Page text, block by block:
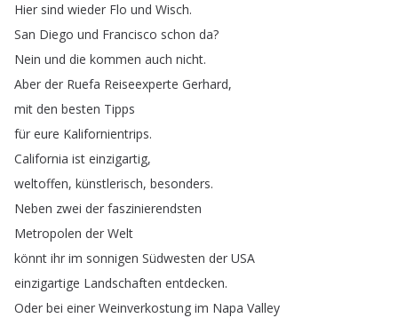
Hier sind wieder Flo und Wisch.
San Diego und Francisco schon da?
Nein und die kommen auch nicht.
Aber der Ruefa Reiseexperte Gerhard,
mit den besten Tipps
für eure Kalifornientrips.
California ist einzigartig,
weltoffen, künstlerisch, besonders.
Neben zwei der faszinierendsten
Metropolen der Welt
könnt ihr im sonnigen Südwesten der USA
einzigartige Landschaften entdecken.
Oder bei einer Weinverkostung im Napa Valley